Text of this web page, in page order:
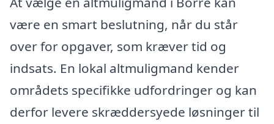
være en smart beslutning, når du står
over for opgaver, som kræver tid og
indsats. En lokal altmuligmand kender
områdets specifikke udfordringer og kan
derfor levere skræddersyede løsninger til